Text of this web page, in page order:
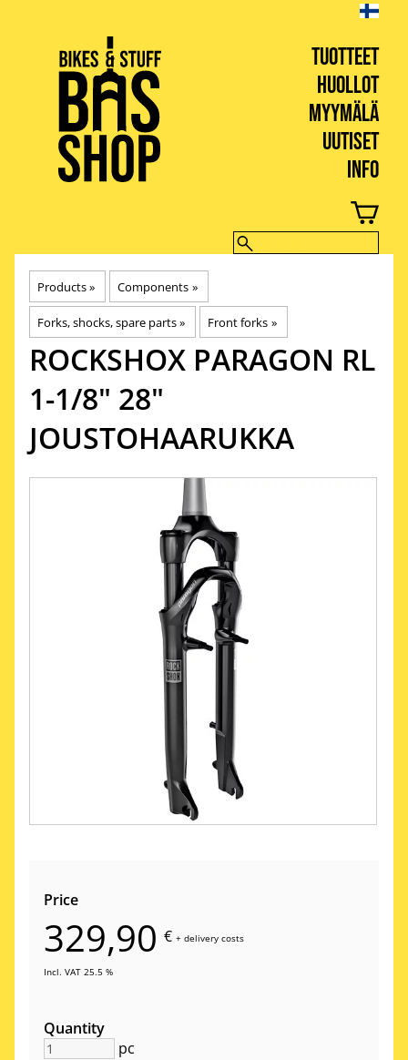
TUOTTEET
HUOLLOT
MYYMÄLÄ
UUTISET
INFO
BIKES & STUFF
Products‪» Components ‪»
Forks, shocks, spare parts‪» Front forks ‪»
ROCKSHOX PARAGON RL
1-1/8" 28"
JOUSTOHAARUKKA
Price
329,90 € +delivery costs
Incl. VAT 25.5 %
Quantity
pc